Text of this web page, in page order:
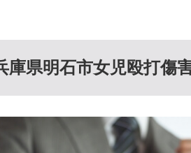
庫県明石市女児殴打傷